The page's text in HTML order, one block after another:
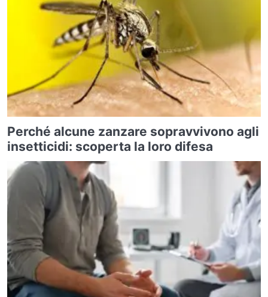
Perché alcune zanzare sopravvivono agli
insetticidi: scoperta la loro difesa